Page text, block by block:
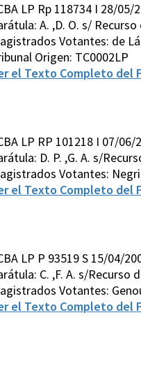
LP Rp 118734 I 28/05/
A. ,D. O. s/
Votantes: de
Origen: TC0002LP
el Texto Completo del
LP RP 101218 I 07/06/
D. P. ,G. A. s/
Votantes:
el Texto Completo del
LP P 93519 S 15/04/
C. ,F. A. s/Recurso
Votantes:
el Texto Completo del